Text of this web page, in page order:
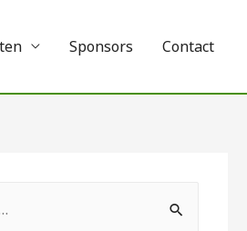
Sponsors Contact